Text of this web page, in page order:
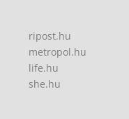
ripost.hu
metropol.hu
life.hu
she.hu